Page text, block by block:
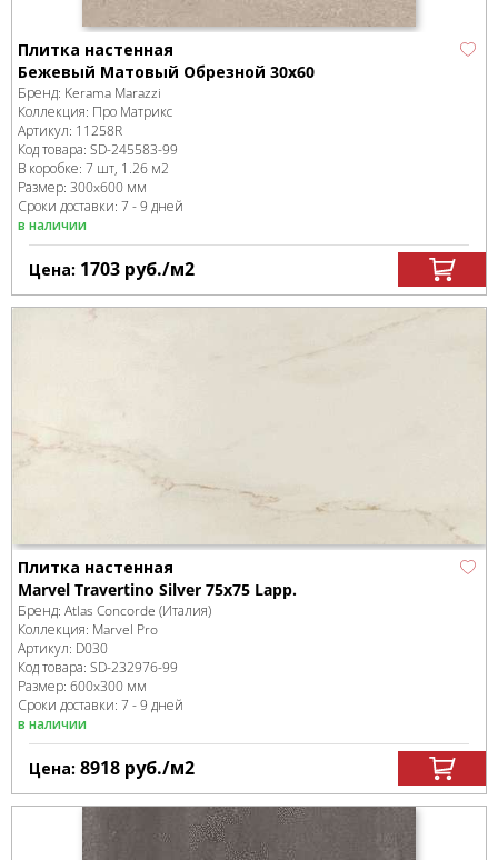
Плитка настенная
Бежевый Матовый Обрезной 30х60
Бренд: Kerama Marazzi
Коллекция: Про Матрикс
Артикул: 11258R
Код товара: SD-245583-99
В коробке: 7 шт, 1.26 м2
Размер: 300x600 мм
Сроки доставки: 7 - 9 дней
в наличии
Цена: 1703 руб./м2
Плитка настенная
Marvel Travertino Silver 75x75 Lapp.
Бренд: Atlas Concorde (Италия)
Коллекция: Marvel Pro
Артикул: D030
Код товара: SD-232976-99
Размер: 600x300 мм
Сроки доставки: 7 - 9 дней
в наличии
Цена: 8918 руб./м2